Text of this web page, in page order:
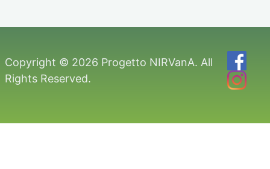
Copyright © 2026 Progetto NIRVanA. All
Rights Reserved.